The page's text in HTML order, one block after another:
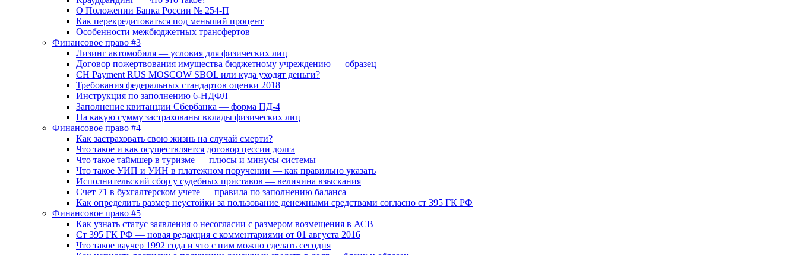
О Положении Банка России № 254-П
Как перекредитоваться под меньший процент
Особенности межбюджетных трансфертов
Финансовое право #3
Лизинг автомобиля — условия для физических лиц
Договор пожертвования имущества бюджетному учреждению — образец
CH Payment RUS MOSCOW SBOL или куда уходят деньги?
Требования федеральных стандартов оценки 2018
Инструкция по заполнению 6-НДФЛ
Заполнение квитанции Сбербанка — форма ПД-4
На какую сумму застрахованы вклады физических лиц
Финансовое право #4
Как застраховать свою жизнь на случай смерти?
Что такое и как осуществляется договор цессии долга
Что такое таймшер в туризме — плюсы и минусы системы
Что такое УИП и УИН в платежном поручении — как правильно указать
Исполнительский сбор у судебных приставов — величина взыскания
Счет 71 в бухгалтерском учете — правила по заполнению баланса
Как определить размер неустойки за пользование денежными средствами согласно ст 395 ГК РФ
Финансовое право #5
Как узнать статус заявления о несогласии с размером возмещения в АСВ
Ст 395 ГК РФ — новая редакция с комментариями от 01 августа 2016
Что такое ваучер 1992 года и что с ним можно сделать сегодня